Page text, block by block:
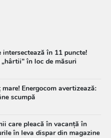
în 11 puncte!
în loc de măsuri
Energocom avertizează:
scumpă
care pleacă în vacanță în
în leva dispar din magazine